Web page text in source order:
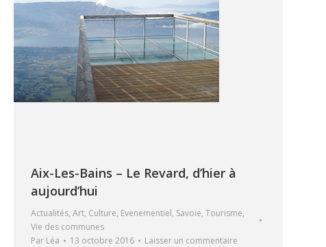
Aix-Les-Bains – Le Revard, d’hier à
aujourd’hui
Actualités, Art, Culture, Evenementiel, Savoie, Tourisme,
Vie des communes
Par Léa 13 octobre 2016 Laisser un commentaire